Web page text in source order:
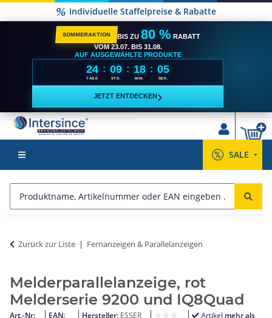
Versandkostenfrei ab 2500,- €**
SOMMERAKTION BIS ZU 80 % RABATT
VOM 23.07. BIS 31.08.
AUF AUSGEWÄHLTE PRODUKTE
24
TAGE
: 09
STD.
: 18
MIN.
: 04
SEK.
JETZT ENTDECKEN ›
SALE
Zurück zur Liste Fernanzeigen & Parallelanzeigen
Melderparallelanzeige, rot
Melderserie 9200 und IQ8Quad
Art.-Nr:
EAN:
Hersteller: ESSER
Artikel mehr als